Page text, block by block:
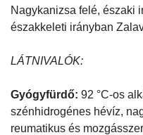
Nagykanizsa felé, északi
északkeleti irányban
LÁTNIVALÓK:
Gyógyfürdő: 92 °C-os
szénhidrogénes hévíz,
reumatikus és